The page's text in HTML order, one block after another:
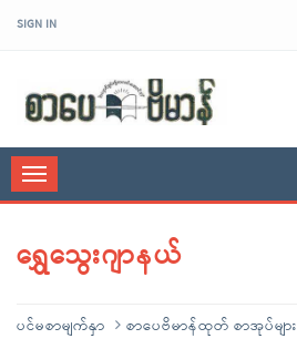
SIGN IN
Toggle
navigation
ရွှေသွေးဂျာနယ်
ပင်မစာမျက်နှာ စာပေဗိမာန်ထုတ် စာအုပ်များ